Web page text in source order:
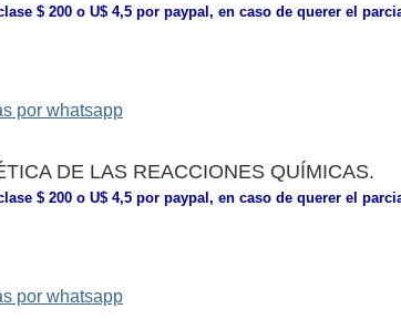
$ 200 o U$ 4,5 por paypal, en caso de querer el
por whatsapp
DE LAS REACCIONES QUÍMICAS.
$ 200 o U$ 4,5 por paypal, en caso de querer el
por whatsapp